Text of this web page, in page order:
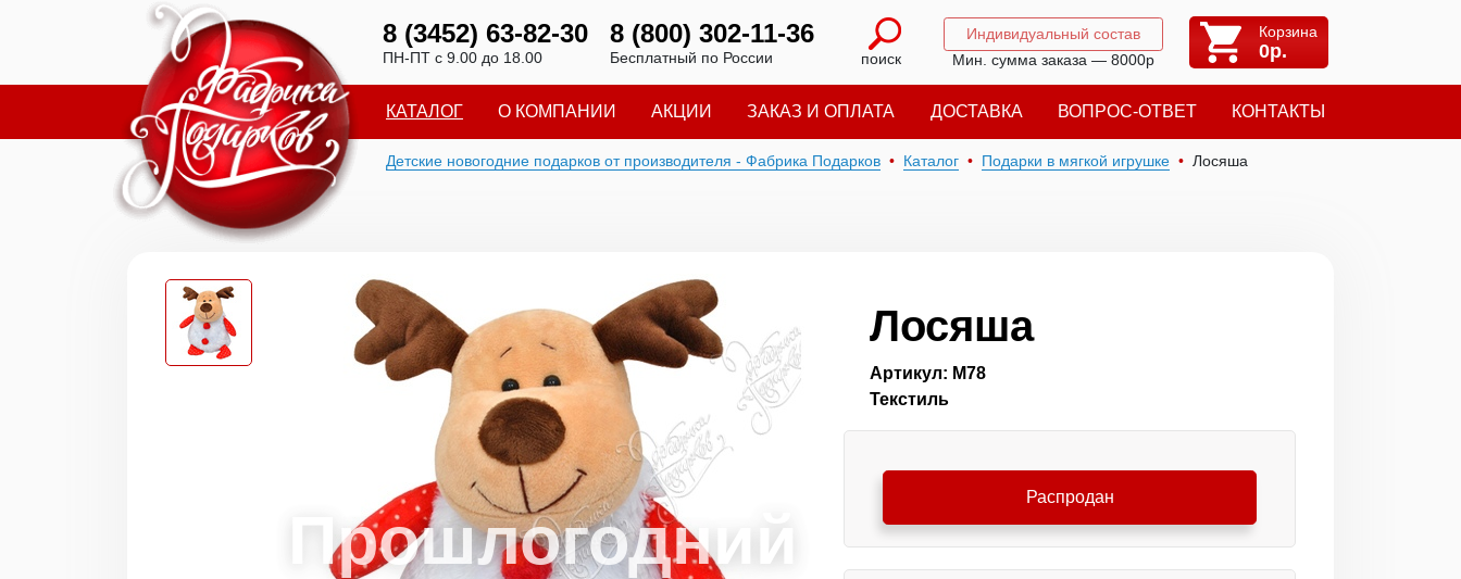
8 (3452) 63-82-30
ПН-ПТ с 9.00 до 18.00
8 (800) 302-11-36
Бесплатный по России поиск
Индивидуальный состав
Мин. сумма заказа — 8000р
Корзина
0р.
КАТАЛОГ О КОМПАНИИ АКЦИИ ЗАКАЗ И ОПЛАТА ДОСТАВКА ВОПРОС-ОТВЕТ КОНТАКТЫ
Детские новогодние подарков от производителя - Фабрика Подарков Каталог Подарки в мягкой игрушке Лосяша
Лосяша
Артикул: М78
Текстиль
Распродан